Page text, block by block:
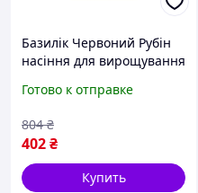
Базилік Червоний Рубін
насіння для вирощування
рослина 0,3г 25 пачок
Готово к отправке
402₴
804 ₴
Купить